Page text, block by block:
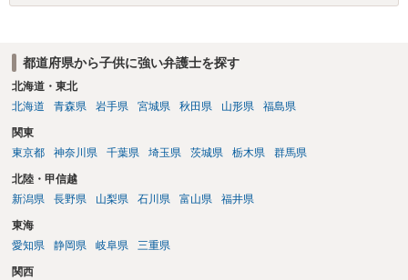
左右されるでしょう。 より詳細についてお聞きになりたい場合、最寄
都道府県から子供に強い弁護士を探す
北海道・東北
北海道
青森県 岩手県 宮城県 秋田県 山形県 福島県
関東
東京都
神奈川県 千葉県 埼玉県 茨城県 栃木県 群馬県
北陸・甲信越
新潟県
長野県 山梨県 石川県 富山県 福井県
東海
愛知県
静岡県 岐阜県 三重県
関西